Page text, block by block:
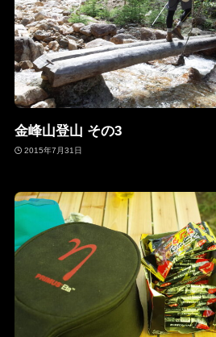
金峰山登山 その3
2015年7月31日